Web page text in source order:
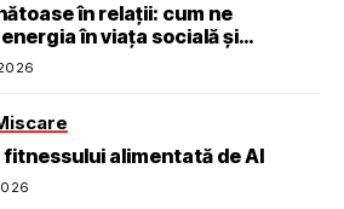
în relații: cum ne
în viața socială și
fitnessului alimentată de AI